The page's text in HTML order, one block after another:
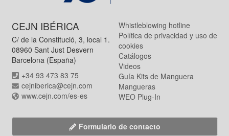
CEJN IBÉRICA
C/ de la Constitució, 3, local 1.
08960 Sant Just Desvern
Barcelona (España)
+34 93 473 83 75
cejniberica@cejn.com
www.cejn.com/es-es
Whistleblowing hotline
Política de privacidad y uso de
cookies
Catálogos
Videos
Guía Kits de Manguera
Mangueras
WEO Plug-In
Formulario de contacto